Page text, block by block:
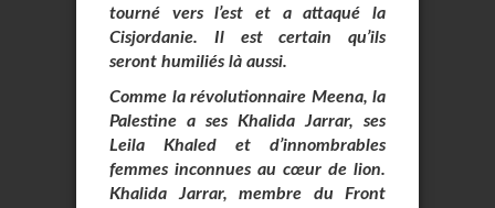
tourné vers l’est et a attaqué la
Cisjordanie. Il est certain qu’ils
seront humiliés là aussi.
Comme la révolutionnaire Meena, la
Palestine a ses Khalida Jarrar, ses
Leila Khaled et d’innombrables
femmes inconnues au cœur de lion.
Khalida Jarrar, membre du Front